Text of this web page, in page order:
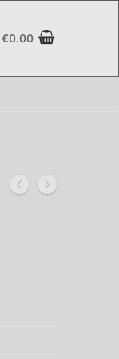
€0.00